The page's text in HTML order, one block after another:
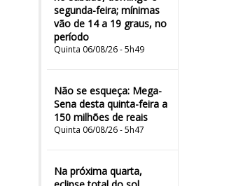
segunda-feira; mínimas
vão de 14 a 19 graus, no
período
Quinta 06/08/26 - 5h49
Não se esqueça: Mega-
Sena desta quinta-feira a
150 milhões de reais
Quinta 06/08/26 - 5h47
Na próxima quarta,